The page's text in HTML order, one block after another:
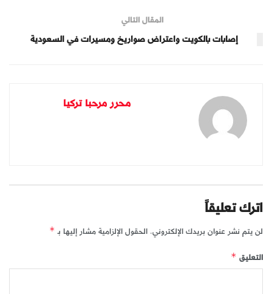
المقال التالي
إصابات بالكويت واعتراض صواريخ ومسيرات في السعودية
محرر مرحبا تركيا
اترك تعليقاً
لن يتم نشر عنوان بريدك الإلكتروني. الحقول الإلزامية مشار إليها بـ *
التعليق *